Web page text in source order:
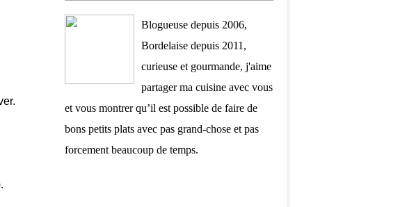
Blogueuse depuis 2006,
Bordelaise depuis 2011,
curieuse et gourmande, j'aime
partager ma cuisine avec vous
et vous montrer qu’il est possible de faire de
bons petits plats avec pas grand-chose et pas
forcement beaucoup de temps.